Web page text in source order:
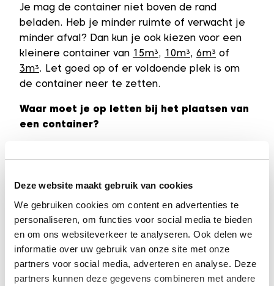
Deze website maakt gebruik van cookies
We gebruiken cookies om content en advertenties te
personaliseren, om functies voor social media te bieden
en om ons websiteverkeer te analyseren. Ook delen we
informatie over uw gebruik van onze site met onze
partners voor social media, adverteren en analyse. Deze
partners kunnen deze gegevens combineren met andere
Je mag de container niet boven de rand
beladen. Heb je minder ruimte of verwacht je
minder afval? Dan kun je ook kiezen voor een
kleinere container van 15m³, 10m³, 6m³ of
3m³. Let goed op of er voldoende plek is om
de container neer te zetten.
Waar moet je op letten bij het plaatsen van
een container?
weg staan, bijvoorbeeld in een parkeervak?
de gemeente. Check dit vooraf, zo voorkom je
verrassingen achteraf.
Een gipscontainer 30m³ huren, snel geregeld
Bestel je op een werkdag vóór 12:00 uur, dan